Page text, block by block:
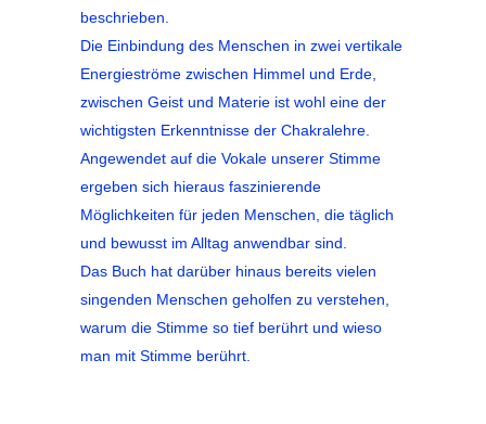
beschrieben.
Die Einbindung des Menschen in zwei vertikale
Energieströme zwischen Himmel und Erde,
zwischen Geist und Materie ist wohl eine der
wichtigsten Erkenntnisse der Chakralehre.
Angewendet auf die Vokale unserer Stimme
ergeben sich hieraus faszinierende
Möglichkeiten für jeden Menschen, die täglich
und bewusst im Alltag anwendbar sind.
Das Buch hat darüber hinaus bereits vielen
singenden Menschen geholfen zu verstehen,
warum die Stimme so tief berührt und wieso
man mit Stimme berührt.